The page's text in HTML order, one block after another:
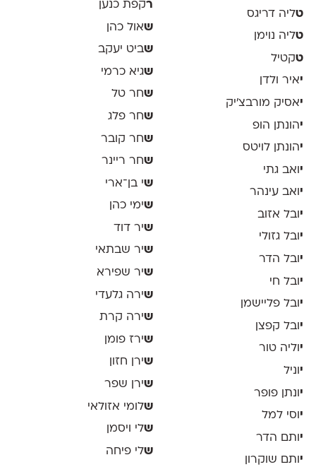
טליה דריגס
טליה נוימן
טקטיל
יאיר ולדן
יאסיק מורבצ'יק
יהונתן הופ
יהונתן לויטס
י ואב גתי
יואב עינהר
י ובל אזוב
יובל גזולי
י ובל הדר
י ובל חי
יובל פליישמן
י ובל קפצן
יוליה טור
י וניל
י ונתן פופר
יוסי למל
י ותם הדר
יותם שוקרון
רקפת כנען
שאול כהן
שביט יעקב
שגיא כרמי
שחר טל
שחר פלג
שחר קובר
שחר ריינר
שי בן־ארי
שימי כהן
שיר דוד
שיר שבתאי
שיר שפירא
שירה גלעדי
שירה קרת
שירז פומן
שירן חזון
שירן שפר
שלומי אזולאי
שלי ויסמן
שלי פיחה